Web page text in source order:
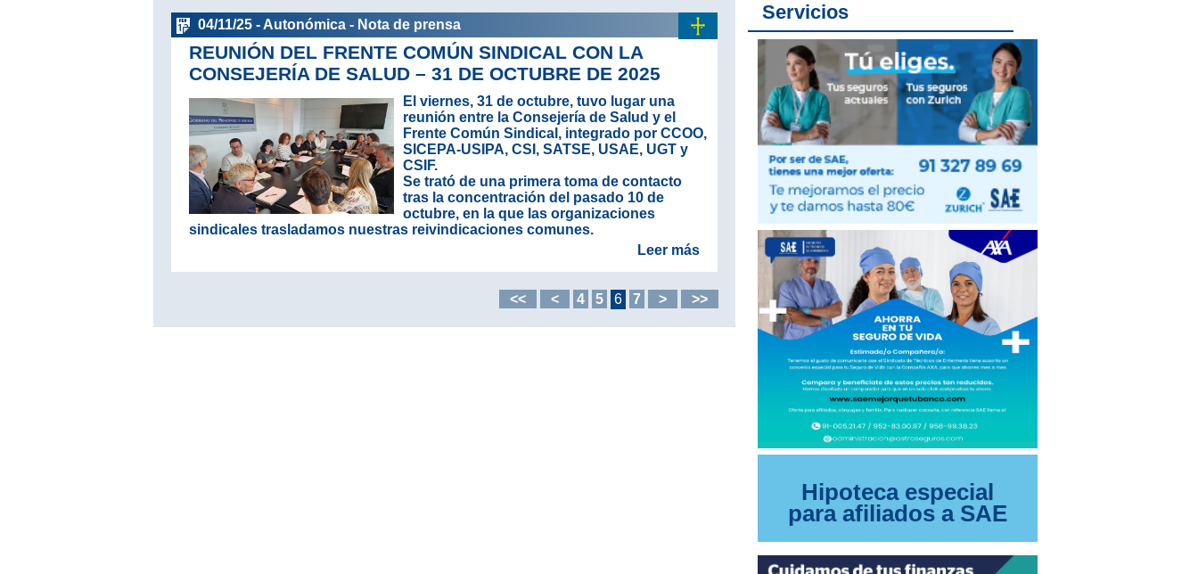
04/11/25 - Autonómica - Nota de prensa
REUNIÓN DEL FRENTE COMÚN SINDICAL CON LA
CONSEJERÍA DE SALUD – 31 DE OCTUBRE DE 2025
El viernes, 31 de octubre, tuvo lugar una
reunión entre la Consejería de Salud y el
Frente Común Sindical, integrado por CCOO,
SICEPA-USIPA, CSI, SATSE, USAE, UGT y
CSIF.
Se trató de una primera toma de contacto
tras la concentración del pasado 10 de
octubre, en la que las organizaciones
sindicales trasladamos nuestras reivindicaciones comunes.
Leer más
<< < 4 5 6 7 > >>
Servicios
Hipoteca especial
para afiliados a SAE